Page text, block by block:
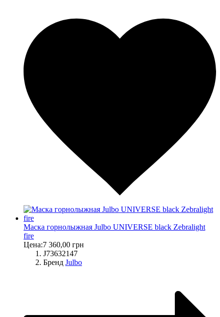
Маска горнолыжная Julbo UNIVERSE black Zebralight
fire
Цена:7 360,00 грн
J73632147
Бренд Julbo